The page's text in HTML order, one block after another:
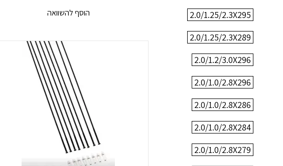
2.0/1.25/2.3X295
2.0/1.25/2.3X289
2.0/1.2/3.0X296
2.0/1.0/2.8X296
2.0/1.0/2.8X286
2.0/1.0/2.8X284
2.0/1.0/2.8X279
הוסף להשוואה